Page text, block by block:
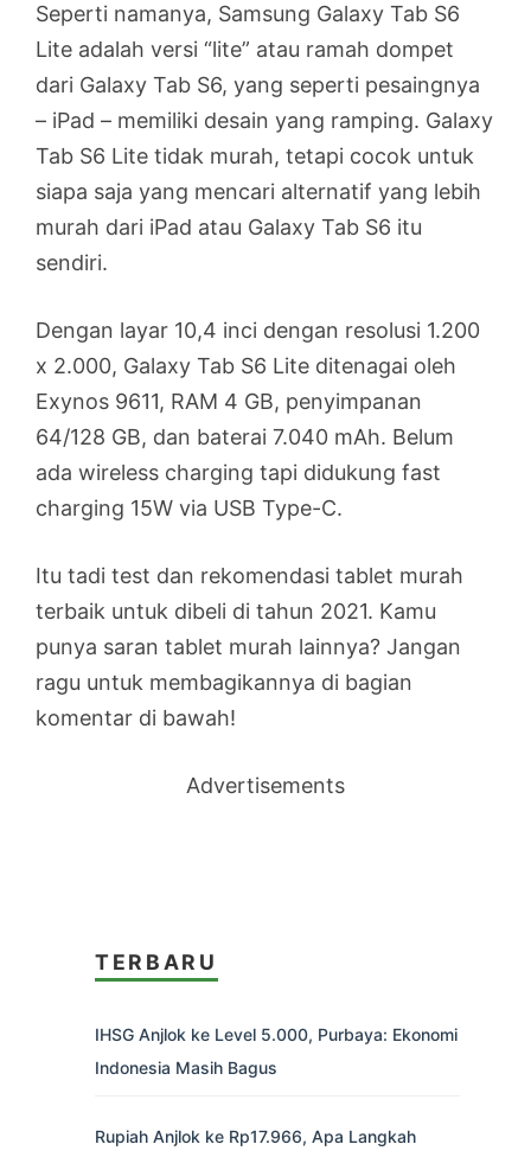
Seperti namanya, Samsung Galaxy Tab S6
Lite adalah versi “lite” atau ramah dompet
dari Galaxy Tab S6, yang seperti pesaingnya
– iPad – memiliki desain yang ramping. Galaxy
Tab S6 Lite tidak murah, tetapi cocok untuk
siapa saja yang mencari alternatif yang lebih
murah dari iPad atau Galaxy Tab S6 itu
sendiri.
Dengan layar 10,4 inci dengan resolusi 1.200
x 2.000, Galaxy Tab S6 Lite ditenagai oleh
Exynos 9611, RAM 4 GB, penyimpanan
64/128 GB, dan baterai 7.040 mAh. Belum
ada wireless charging tapi didukung fast
charging 15W via USB Type-C.
Itu tadi test dan rekomendasi tablet murah
terbaik untuk dibeli di tahun 2021. Kamu
punya saran tablet murah lainnya? Jangan
ragu untuk membagikannya di bagian
komentar di bawah!
Advertisements
TERBARU
IHSG Anjlok ke Level 5.000, Purbaya: Ekonomi
Indonesia Masih Bagus
Rupiah Anjlok ke Rp17.966, Apa Langkah